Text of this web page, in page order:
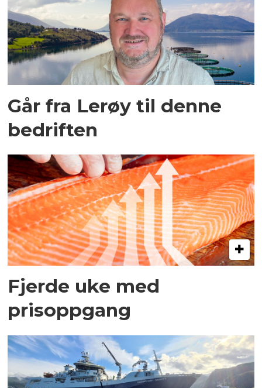
Går fra Lerøy til denne
bedriften
Fjerde uke med
prisoppgang